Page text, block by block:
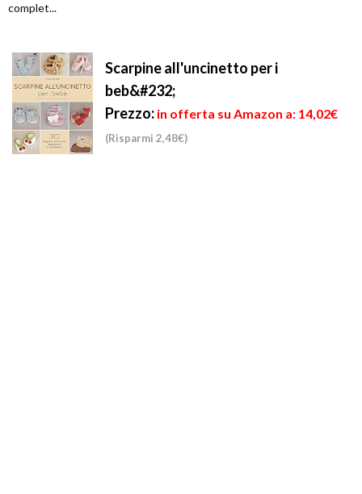
complet...
Scarpine all'uncinetto per i
beb&#232;
Prezzo: in offerta su Amazon a: 14,02€
(Risparmi 2,48€)